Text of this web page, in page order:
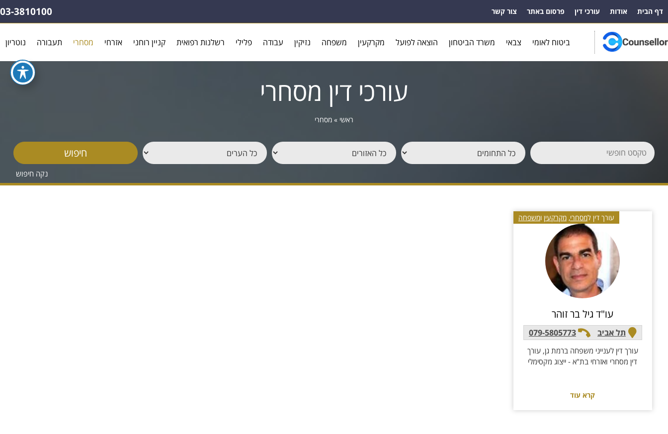
דף הבית אודות עורכי דין פרסום באתר צור קשר 03-3810100
ביטוח לאומי צבאי משרד הביטחון הוצאה לפועל מקרקעין משפחה נזיקין עבודה פלילי רשלנות רפואית קניין רוחני אזרחי מסחרי תעבורה נוטריון
עורכי דין מסחרי
ראשי » מסחרי
עו"ד גיל בר זוהר
תל אביב 079-5805773
עורך דין לענייני משפחה ברמת גן, עורך
דין מסחרי ואזרחי בת"א - ייצוג מקסימלי
עורך דין למסחרי,מקרקעין ומשפחה
קרא עוד